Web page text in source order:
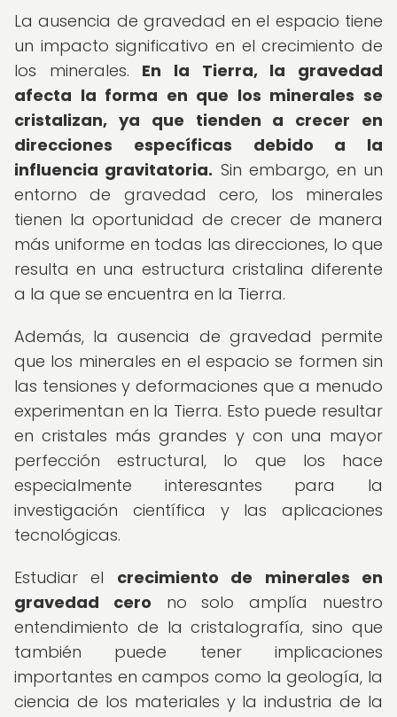
La ausencia de gravedad en el espacio tiene
un impacto significativo en el crecimiento de
los minerales. En la Tierra, la gravedad
afecta la forma en que los minerales se
cristalizan, ya que tienden a crecer en
direcciones específicas debido a la
influencia gravitatoria. Sin embargo, en un
entorno de gravedad cero, los minerales
tienen la oportunidad de crecer de manera
más uniforme en todas las direcciones, lo que
resulta en una estructura cristalina diferente
a la que se encuentra en la Tierra.
Además, la ausencia de gravedad permite
que los minerales en el espacio se formen sin
las tensiones y deformaciones que a menudo
experimentan en la Tierra. Esto puede resultar
en cristales más grandes y con una mayor
perfección estructural, lo que los hace
especialmente interesantes para la
investigación científica y las aplicaciones
tecnológicas.
Estudiar el crecimiento de minerales en
gravedad cero no solo amplía nuestro
entendimiento de la cristalografía, sino que
también puede tener implicaciones
importantes en campos como la geología, la
ciencia de los materiales y la industria de la